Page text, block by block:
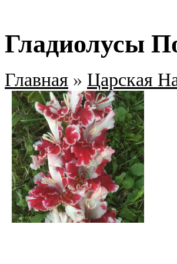
Гладиолусы
Главная » Царская